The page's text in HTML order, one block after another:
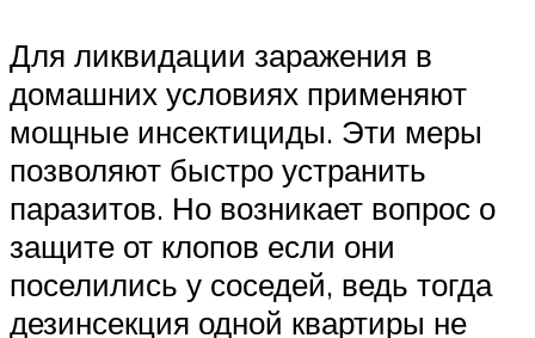
Для ликвидации заражения в
домашних условиях применяют
мощные инсектициды. Эти меры
позволяют быстро устранить
паразитов. Но возникает вопрос о
защите от клопов если они
поселились у соседей, ведь тогда
дезинсекция одной квартиры не